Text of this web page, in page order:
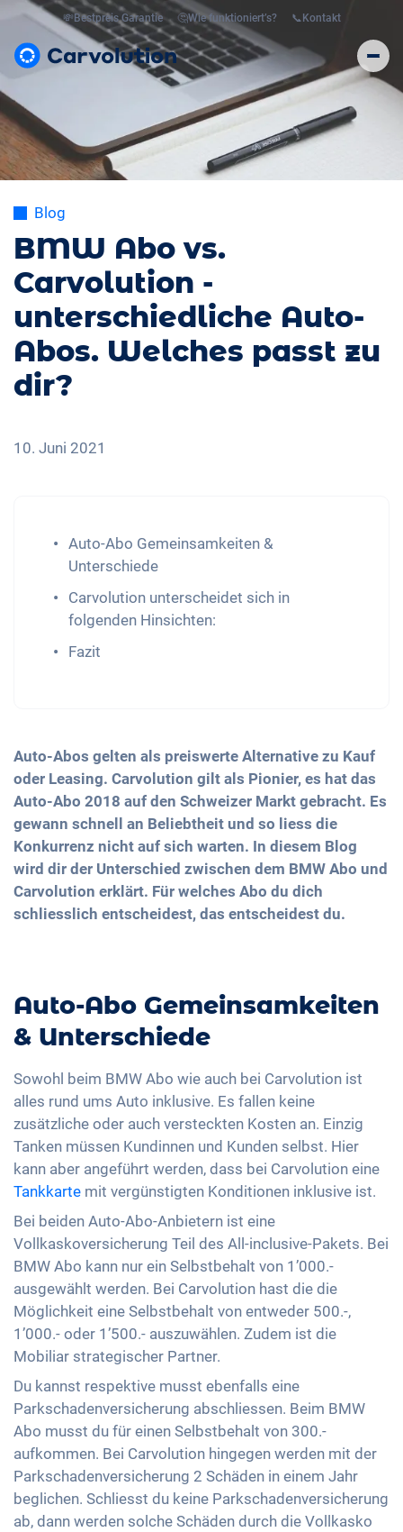
💸 Bestpreis Garantie 🤔Wie funktioniert’s? 📞 Kontakt
Blog
BMW Abo vs.
Carvolution -
unterschiedliche Auto-
Abos. Welches passt zu
dir?
10. Juni 2021
Auto-Abo Gemeinsamkeiten &
Unterschiede
Carvolution unterscheidet sich in
folgenden Hinsichten:
Fazit
Auto-Abos gelten als preiswerte Alternative zu Kauf
oder Leasing. Carvolution gilt als Pionier, es hat das
Auto-Abo 2018 auf den Schweizer Markt gebracht. Es
gewann schnell an Beliebtheit und so liess die
Konkurrenz nicht auf sich warten. In diesem Blog
wird dir der Unterschied zwischen dem BMW Abo und
Carvolution erklärt. Für welches Abo du dich
schliesslich entscheidest, das entscheidest du.
Auto-Abo Gemeinsamkeiten
& Unterschiede
Sowohl beim BMW Abo wie auch bei Carvolution ist
alles rund ums Auto inklusive. Es fallen keine
zusätzliche oder auch versteckten Kosten an. Einzig
Tanken müssen Kundinnen und Kunden selbst. Hier
kann aber angeführt werden, dass bei Carvolution eine
Tankkarte mit vergünstigten Konditionen inklusive ist.
Bei beiden Auto-Abo-Anbietern ist eine
Vollkaskoversicherung Teil des All-inclusive-Pakets. Bei
BMW Abo kann nur ein Selbstbehalt von 1’000.-
ausgewählt werden. Bei Carvolution hast die die
Möglichkeit eine Selbstbehalt von entweder 500.-,
1’000.- oder 1’500.- auszuwählen. Zudem ist die
Mobiliar strategischer Partner.
Du kannst respektive musst ebenfalls eine
Parkschadenversicherung abschliessen. Beim BMW
Abo musst du für einen Selbstbehalt von 300.-
aufkommen. Bei Carvolution hingegen werden mit der
Parkschadenversicherung 2 Schäden in einem Jahr
beglichen. Schliesst du keine Parkschadenversicherung
ab, dann werden solche Schäden durch die Vollkasko